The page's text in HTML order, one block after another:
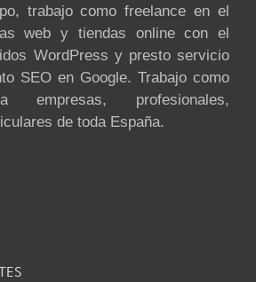
trabajo como freelance en el
web y tiendas online con el
WordPress y presto servicio
SEO en Google. Trabajo como
empresas, profesionales,
de toda España.